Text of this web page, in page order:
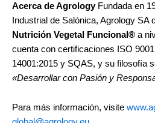
Acerca de AgrologyFundada en
Industrial de Salónica, Agrology SA
Nutrición Vegetal Funcional® a
cuenta con certificaciones ISO
14001:2015 y SQAS, y su filosofía
«Desarrollar con Pasión y
Para más información, visite